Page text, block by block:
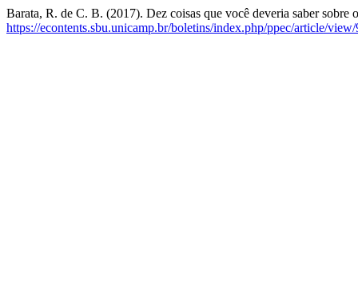
Barata, R. de C. B. (2017). Dez coisas que você deveria saber sobre
https://econtents.sbu.unicamp.br/boletins/index.php/ppec/article/